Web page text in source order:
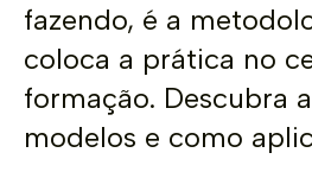
fazendo, é a
coloca a prática no
formação. Descubra
modelos e como